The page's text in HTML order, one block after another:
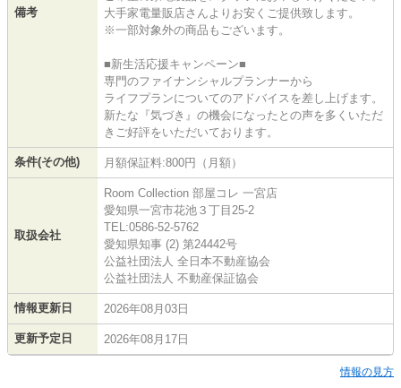
備考
大手家電量販店さんよりお安くご提供致します。
※一部対象外の商品もございます。
■新生活応援キャンペーン■
専門のファイナンシャルプランナーから
ライフプランについてのアドバイスを差し上げます。
新たな『気づき』の機会になったとの声を多くいただ
きご好評をいただいております。
条件(その他) 月額保証料:800円（月額）
取扱会社
Room Collection 部屋コレ 一宮店
愛知県一宮市花池３丁目25-2
TEL:0586-52-5762
愛知県知事 (2) 第24442号
公益社団法人 全日本不動産協会
公益社団法人 不動産保証協会
情報更新日 2026年08月03日
更新予定日 2026年08月17日
情報の見方